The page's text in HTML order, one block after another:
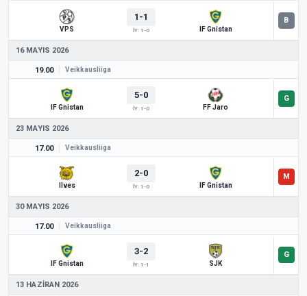
VPS
1-1
İY: 1-0 IF Gnistan
16 MAYIS 2026
19.00 Veikkausliiga
IF Gnistan
5-0
İY: 1-0 FF Jaro
23 MAYIS 2026
17.00 Veikkausliiga
Ilves
2-0
İY: 1-0 IF Gnistan
30 MAYIS 2026
17.00 Veikkausliiga
IF Gnistan
3-2
İY: 1-1 SJK
13 HAZIRAN 2026